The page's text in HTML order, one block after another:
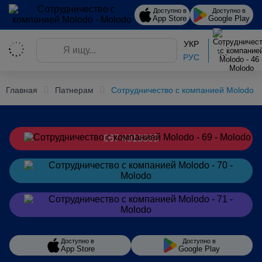
Доступно в
App Store
Доступно в
Google Play
УКР
РУС
Главная Патнерам Сотрудничество с компанией Molodo
067 4913385
Заказатьв Telegram
Заказатьв Viber
Доступно в
App Store
Доступно в
Google Play